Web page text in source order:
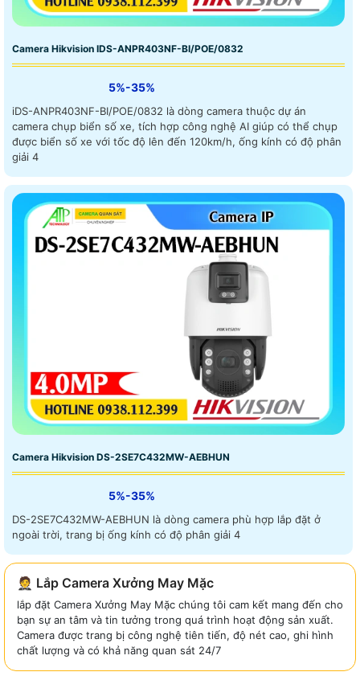
Camera Hikvision IDS-ANPR403NF-BI/POE/0832
5%-35%
iDS-ANPR403NF-BI/POE/0832 là dòng camera thuộc dự án
camera chụp biển số xe, tích hợp công nghệ AI giúp có thể chụp
được biển số xe với tốc độ lên đến 120km/h, ống kính có độ phân
giải 4
Camera Hikvision DS-2SE7C432MW-AEBHUN
5%-35%
DS-2SE7C432MW-AEBHUN là dòng camera phù hợp lắp đặt ở
ngoài trời, trang bị ống kính có độ phân giải 4
🤵 Lắp Camera Xưởng May Mặc
lắp đặt Camera Xưởng May Mặc chúng tôi cam kết mang đến cho
bạn sự an tâm và tin tưởng trong quá trình hoạt động sản xuất.
Camera được trang bị công nghệ tiên tiến, độ nét cao, ghi hình
chất lượng và có khả năng quan sát 24/7